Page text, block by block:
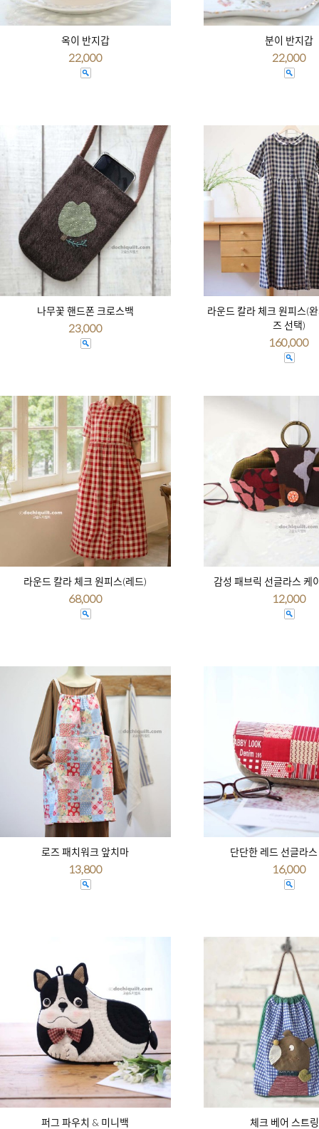
옥이 반지갑
22,000
분이 반지갑
22,000
나무꽃 핸드폰 크로스백
23,000
라운드 칼라 체크 원피스(
즈 선택)
160,000
라운드 칼라 체크 원피스(레드)
68,000
감성 패브릭 선글라스 케
12,000
로즈 패치워크 앞치마
13,800
단단한 레드 선글라
16,000
퍼그 파우치 & 미니백 체크 베어 스트